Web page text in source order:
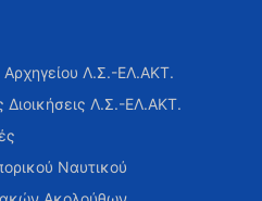
Αρχηγείου Λ.Σ.-ΕΛ.ΑΚΤ.
Διοικήσεις Λ.Σ.-ΕΛ.ΑΚΤ.
Ναυτικού